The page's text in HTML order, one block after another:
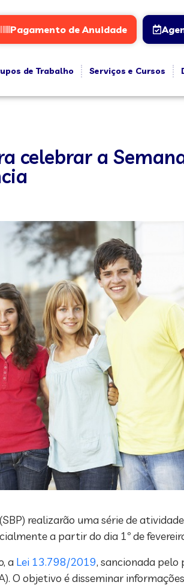
Pagamento de Anuidade
de Trabalho Serviços e Cursos
celebrar a
realizarão uma série de
a partir do dia 1º de
a Lei 13.798/2019, sancionada pelo
O objetivo é disseminar